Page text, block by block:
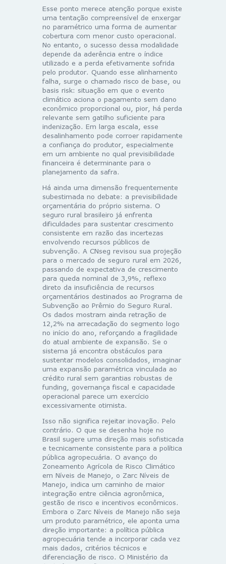
Esse ponto merece atenção porque existe
uma tentação compreensível de enxergar
no paramétrico uma forma de aumentar
cobertura com menor custo operacional.
No entanto, o sucesso dessa modalidade
depende da aderência entre o índice
utilizado e a perda efetivamente sofrida
pelo produtor. Quando esse alinhamento
falha, surge o chamado risco de base, ou
basis risk: situação em que o evento
climático aciona o pagamento sem dano
econômico proporcional ou, pior, há perda
relevante sem gatilho suficiente para
indenização. Em larga escala, esse
desalinhamento pode corroer rapidamente
a confiança do produtor, especialmente
em um ambiente no qual previsibilidade
financeira é determinante para o
planejamento da safra.
Há ainda uma dimensão frequentemente
subestimada no debate: a previsibilidade
orçamentária do próprio sistema. O
seguro rural brasileiro já enfrenta
dificuldades para sustentar crescimento
consistente em razão das incertezas
envolvendo recursos públicos de
subvenção. A CNseg revisou sua projeção
para o mercado de seguro rural em 2026,
passando de expectativa de crescimento
para queda nominal de 3,9%, reflexo
direto da insuficiência de recursos
orçamentários destinados ao Programa de
Subvenção ao Prêmio do Seguro Rural.
Os dados mostram ainda retração de
12,2% na arrecadação do segmento logo
no início do ano, reforçando a fragilidade
do atual ambiente de expansão. Se o
sistema já encontra obstáculos para
sustentar modelos consolidados, imaginar
uma expansão paramétrica vinculada ao
crédito rural sem garantias robustas de
funding, governança fiscal e capacidade
operacional parece um exercício
excessivamente otimista.
Isso não significa rejeitar inovação. Pelo
contrário. O que se desenha hoje no
Brasil sugere uma direção mais sofisticada
e tecnicamente consistente para a política
pública agropecuária. O avanço do
Zoneamento Agrícola de Risco Climático
em Níveis de Manejo, o Zarc Níveis de
Manejo, indica um caminho de maior
integração entre ciência agronômica,
gestão de risco e incentivos econômicos.
Embora o Zarc Níveis de Manejo não seja
um produto paramétrico, ele aponta uma
direção importante: a política pública
agropecuária tende a incorporar cada vez
mais dados, critérios técnicos e
diferenciação de risco. O Ministério da